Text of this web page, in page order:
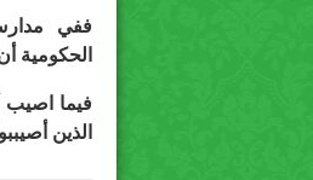
ففي
الحكومية
فيما اصيب
الذين